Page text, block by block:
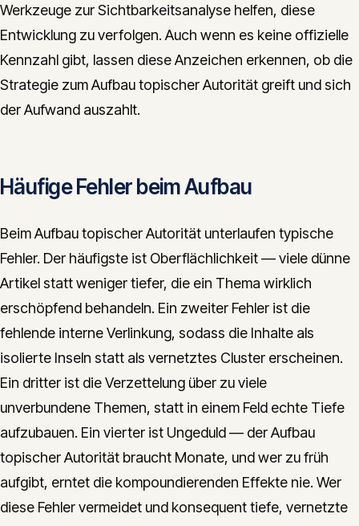
Werkzeuge zur Sichtbarkeitsanalyse helfen, diese
Entwicklung zu verfolgen. Auch wenn es keine offizielle
Kennzahl gibt, lassen diese Anzeichen erkennen, ob die
Strategie zum Aufbau topischer Autorität greift und sich
der Aufwand auszahlt.
Häufige Fehler beim Aufbau
Beim Aufbau topischer Autorität unterlaufen typische
Fehler. Der häufigste ist Oberflächlichkeit — viele dünne
Artikel statt weniger tiefer, die ein Thema wirklich
erschöpfend behandeln. Ein zweiter Fehler ist die
fehlende interne Verlinkung, sodass die Inhalte als
isolierte Inseln statt als vernetztes Cluster erscheinen.
Ein dritter ist die Verzettelung über zu viele
unverbundene Themen, statt in einem Feld echte Tiefe
aufzubauen. Ein vierter ist Ungeduld — der Aufbau
topischer Autorität braucht Monate, und wer zu früh
aufgibt, erntet die kompoundierenden Effekte nie. Wer
diese Fehler vermeidet und konsequent tiefe, vernetzte